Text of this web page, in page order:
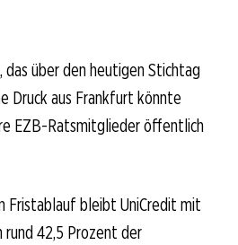
über den heutigen Stichtag
Druck aus Frankfurt könnte
EZB-Ratsmitglieder öffentlich
Fristablauf bleibt UniCredit mit
42,5 Prozent der